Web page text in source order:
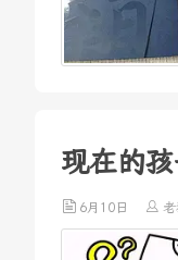
现在的
6月10日 老